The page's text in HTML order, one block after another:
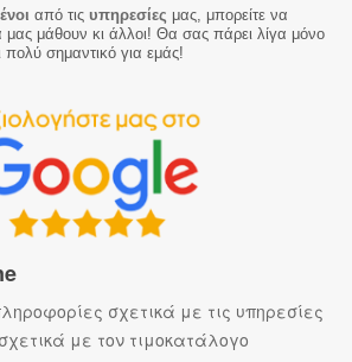
από τις υπηρεσίες μας, μπορείτε να
μας μάθουν κι άλλοι! Θα σας πάρει λίγα μόνο
πολύ σημαντικό για εμάς!
σχετικά με τις υπηρεσίες
με τον τιμοκατάλογο